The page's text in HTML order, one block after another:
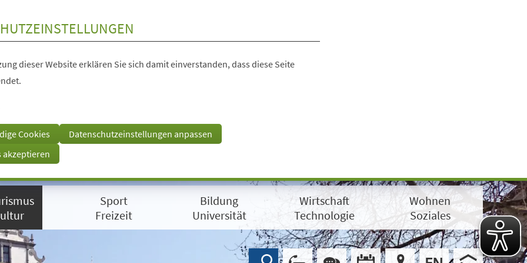
dieser Website erklären Sie sich damit einverstanden, dass diese Seite
Cookies
Datenschutzeinstellungen anpassen
akzeptieren
Sport
Freizeit
Bildung
Universität
Wirtschaft
Technologie
Wohnen
Soziales